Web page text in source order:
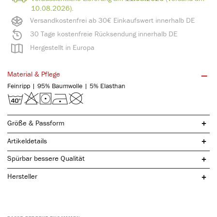
Versandkostenfrei ab 30€ Einkaufswert innerhalb DE
30 Tage kostenfreie Rücksendung innerhalb DE
Hergestellt in Europa
10.08.2026).
Material & Pflege
Feinripp | 95% Baumwolle | 5% Elasthan
Größe & Passform
Artikeldetails
Spürbar bessere Qualität
Hersteller